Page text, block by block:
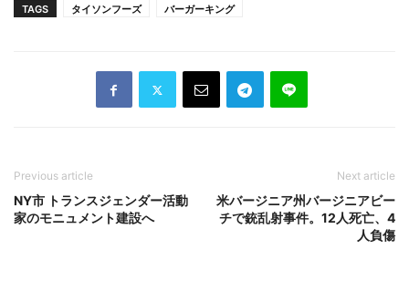
TAGS タイソンフーズ バーガーキング
Previous article
NY市 トランスジェンダー活動
家のモニュメント建設へ
Next article
米バージニア州バージニアビー
チで銃乱射事件。12人死亡、4
人負傷